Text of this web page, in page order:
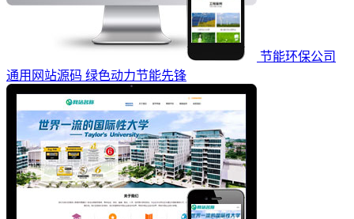
节能环保公司
通用网站源码 绿色动力节能先锋